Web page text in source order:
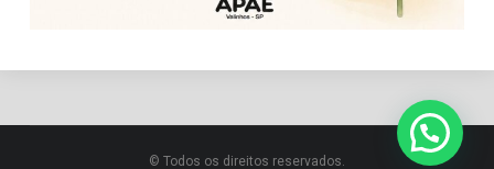
© Todos os direitos reservados.